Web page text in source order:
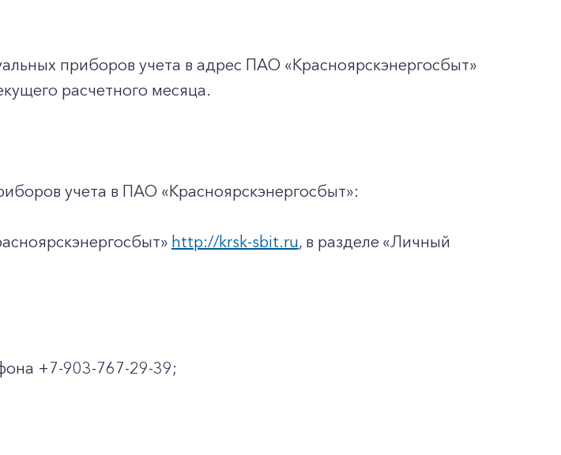
приборов учета в адрес ПАО «Красноярскэнергосбыт»
расчетного месяца.
учета в ПАО «Красноярскэнергосбыт»:
http://krsk-sbit.ru, в разделе «Личный
+7-903-767-29-39;